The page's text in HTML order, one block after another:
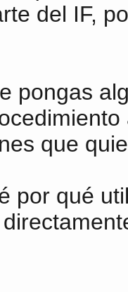
del IF,
pongas
que
por qué